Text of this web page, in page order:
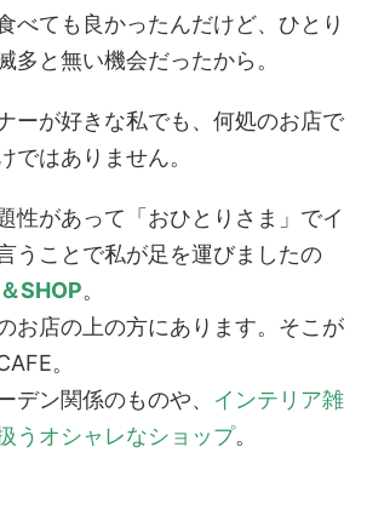
べても良かったんだけど、ひとり
多と無い機会だったから。
ーが好きな私でも、何処のお店で
ではありません。
性があって「おひとりさま」でイ
うことで私が足を運びましたの
SHOP。
お店の上の方にあります。そこが
。
デン関係のものや、 インテリア雑
うオシャレなショップ。